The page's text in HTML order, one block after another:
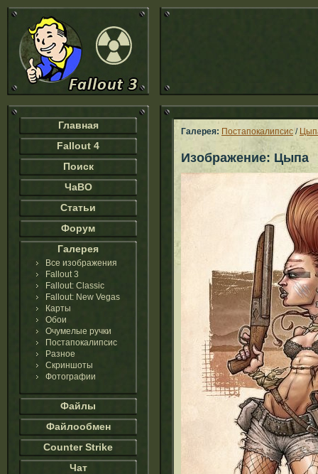
Главная
Fallout 4
Поиск
ЧаВО
Статьи
Форум
Галерея
Все изображения
Fallout 3
Fallout: Classic
Fallout: New Vegas
Карты
Обои
Очумелые ручки
Постапокалипсис
Разное
Скриншоты
Фотографии
Файлы
Файлообмен
Counter Strike
Чат
Галерея: Постапокалипсис /
Изображение: Цыпа